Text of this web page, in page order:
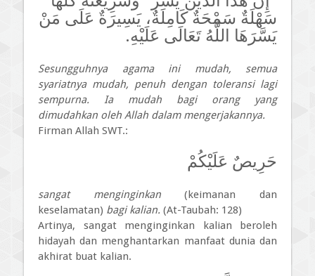
سَهْلَةٌ سَمْحَةٌ كَامِلَةٌ، يَسِيرَةٌ عَلَى مَنْ
يَسَّرَهَا اللَّهُ تَعَالَى عَلَيْهِ.
Sesungguhnya agama ini mudah, semua
syariatnya mudah, penuh dengan toleransi lagi
sempurna. Ia mudah bagi orang yang
dimudahkan oleh Allah dalam mengerjakannya.
Firman Allah SWT.:
حَرِيصٌ عَلَيْكُمْ
sangat menginginkan(keimanan dan
keselamatan) bagi kalian. (At-Taubah: 128)
Artinya, sangat menginginkan kalian beroleh
hidayah dan menghantar­kan manfaat dunia dan
akhirat buat kalian.